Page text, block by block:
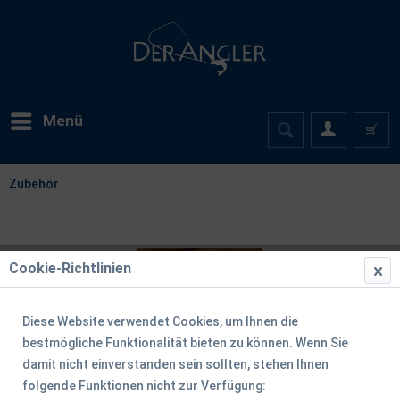
Menü
Zubehör
Cookie-Richtlinien
Diese Website verwendet Cookies, um Ihnen die
bestmögliche Funktionalität bieten zu können. Wenn Sie
damit nicht einverstanden sein sollten, stehen Ihnen
folgende Funktionen nicht zur Verfügung: